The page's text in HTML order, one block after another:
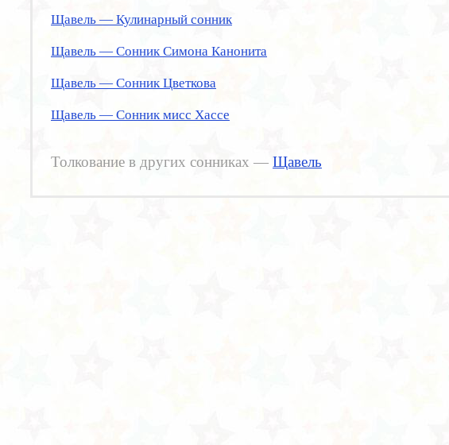
Щавель — Кулинарный сонник
Щавель — Сонник Симона Канонита
Щавель — Сонник Цветкова
Щавель — Сонник мисс Хассе
Толкование в других сонниках — Щавель